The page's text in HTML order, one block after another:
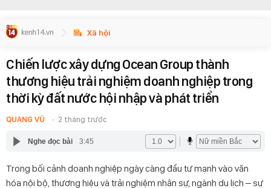
Xã hội
Chiến lược xây dựng Ocean Group thành
thương hiệu trải nghiệm doanh nghiệp trong
thời kỳ đất nước hội nhập và phát triển
QUANG VŨ 2 tháng trước
Nghe đọc bài 3:45
Trong bối cảnh doanh nghiệp ngày càng đầu tư mạnh vào văn
hóa nội bộ, thương hiệu và trải nghiệm nhân sự, ngành du lịch – sự